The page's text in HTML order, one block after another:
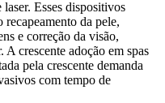
Esses dispositivos
da pele,
e correção da visão,
crescente adoção em spas
pela crescente demanda
com tempo de